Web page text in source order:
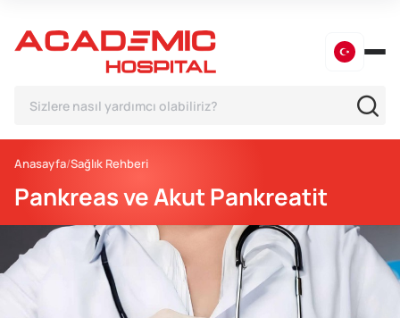
Anasayfa Sağlık Rehberi
Pankreas ve Akut Pankreatit